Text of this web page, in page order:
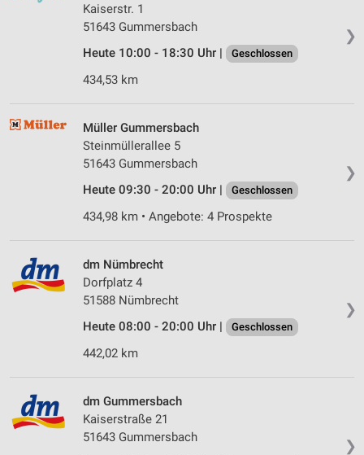
❯
Kaiserstr. 1
51643 Gummersbach
Heute 10:00 - 18:30 Uhr |
Geschlossen
434,53 km
❯
Müller Gummersbach
Steinmüllerallee 5
51643 Gummersbach
Heute 09:30 - 20:00 Uhr |
Geschlossen
434,98 km • Angebote: 4 Prospekte
❯
dm Nümbrecht
Dorfplatz 4
51588 Nümbrecht
Heute 08:00 - 20:00 Uhr |
Geschlossen
442,02 km
❯
dm Gummersbach
Kaiserstraße 21
51643 Gummersbach